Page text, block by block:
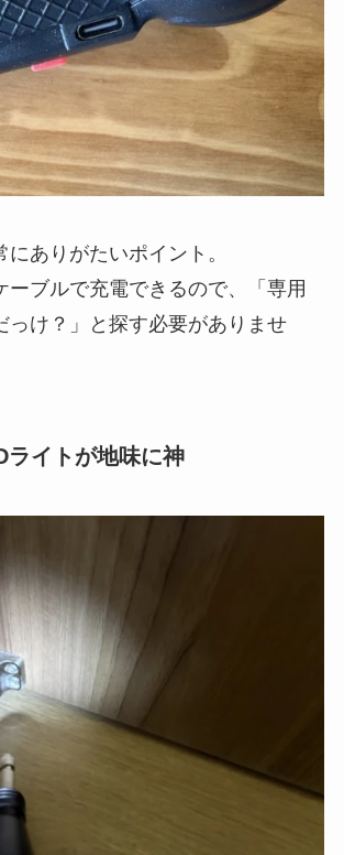
ありがたいポイント。
ーブルで充電できるので、「専用
っけ？」と探す必要がありませ
イトが地味に神